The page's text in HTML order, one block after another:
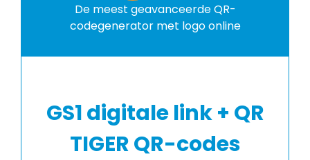
De meest geavanceerde QR-
codegenerator met logo online
GS1 digitale link + QR
TIGER QR-codes